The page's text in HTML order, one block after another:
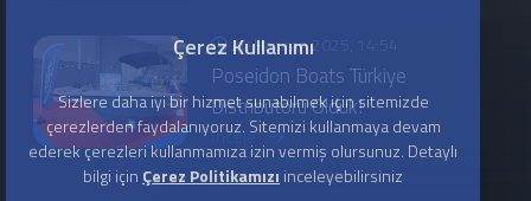
20 Haziran 2025, 14:54
Poseidon Boats Türkiye
Distribütörü Olduk!
İncele
Çerez Kullanımı
Sizlere daha iyi bir hizmet sunabilmek için sitemizde
çerezlerden faydalanıyoruz. Sitemizi kullanmaya devam
ederek çerezleri kullanmamıza izin vermiş olursunuz. Detaylı
bilgi için Çerez Politikamızı inceleyebilirsiniz